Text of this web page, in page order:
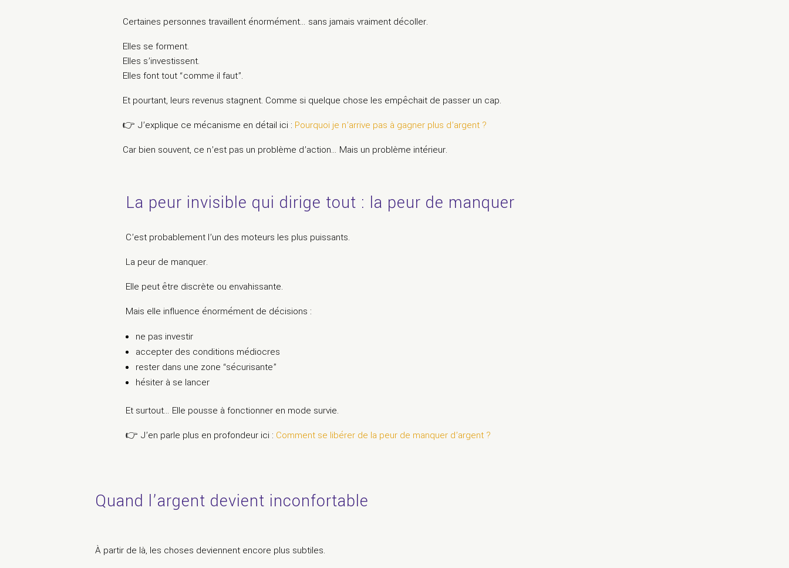
Certaines personnes travaillent énormément… sans jamais vraiment décoller.
Elles se forment.
Elles s’investissent.
Elles font tout “comme il faut”.
Et pourtant, leurs revenus stagnent. Comme si quelque chose les empêchait de passer un cap.
👉 J’explique ce mécanisme en détail ici : Pourquoi je n’arrive pas à gagner plus d’argent ?
Car bien souvent, ce n’est pas un problème d’action… Mais un problème intérieur.
La peur invisible qui dirige tout : la peur de manquer
C’est probablement l’un des moteurs les plus puissants.
La peur de manquer.
Elle peut être discrète ou envahissante.
Mais elle influence énormément de décisions :
ne pas investir
accepter des conditions médiocres
rester dans une zone “sécurisante”
hésiter à se lancer
Et surtout… Elle pousse à fonctionner en mode survie.
👉 J’en parle plus en profondeur ici : Comment se libérer de la peur de manquer d’argent ?
Quand l’argent devient inconfortable
À partir de là, les choses deviennent encore plus subtiles.